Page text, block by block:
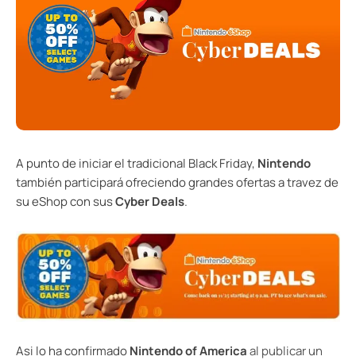
A punto de iniciar el tradicional Black Friday, Nintendo
también participará ofreciendo grandes ofertas a travez de
su eShop con susCyber Deals.
Asi lo ha confirmadoNintendo of Americaal publicar un